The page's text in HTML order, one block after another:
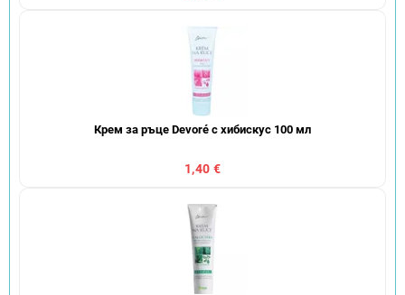
Крем за ръце Devoré с хибискус 100 мл
1,40 €